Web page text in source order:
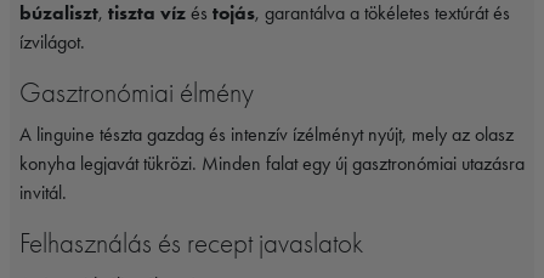
búzaliszt, tiszta víz és tojás, garantálva a tökéletes textúrát és
ízvilágot.
Gasztronómiai élmény
A linguine tészta gazdag és intenzív ízélményt nyújt, mely az olasz
konyha legjavát tükrözi. Minden falat egy új gasztronómiai utazásra
invitál.
Felhasználás és recept javaslatok